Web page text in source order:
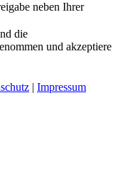
neben Ihrer
die
und akzeptiere
| Impressum